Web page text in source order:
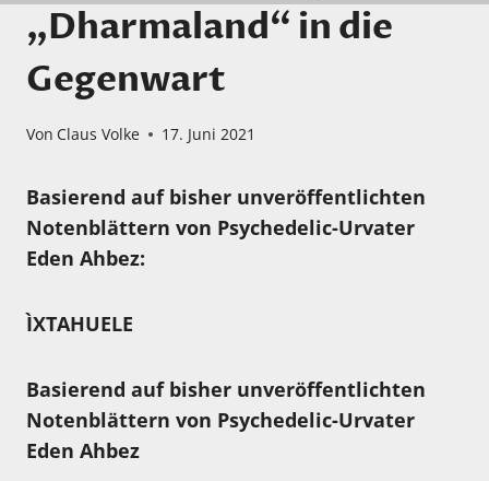
„Dharmaland“ in die
Gegenwart
Von Claus Volke 17. Juni 2021
Basierend auf bisher unveröffentlichten
Notenblättern von Psychedelic-Urvater
Eden Ahbez:
ÌXTAHUELE
Basierend auf bisher unveröffentlichten
Notenblättern von Psychedelic-Urvater
Eden Ahbez